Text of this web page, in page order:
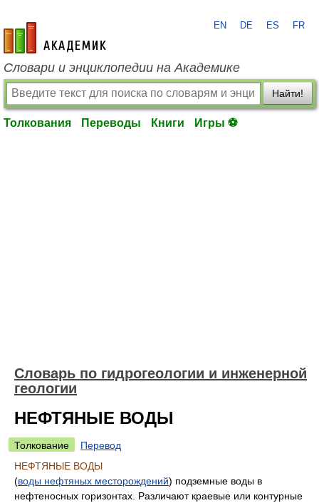
academic.ru
EN DE ES FR
Словари и энциклопедии на Академике
Найти!
Толкования Переводы Книги Игры ⚽
Словарь по гидрогеологии и инженерной
геологии
НЕФТЯНЫЕ ВОДЫ
Толкование
Перевод
НЕФТЯНЫЕ ВОДЫ
(воды нефтяных месторождений) подземные воды в
нефтеносных горизонтах. Различают краевые или контурные